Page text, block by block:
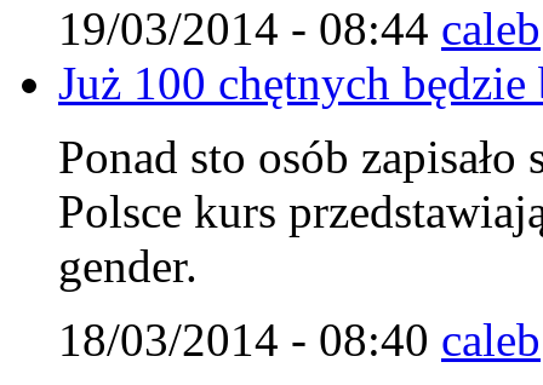
19/03/2014 - 08:44 caleb
Już 100 chętnych
Ponad sto osób
Polsce kurs
gender.
18/03/2014 - 08:40 caleb